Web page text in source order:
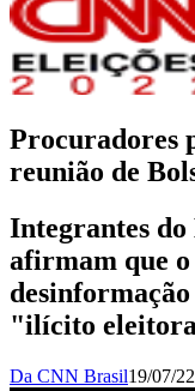
Procuradores
reunião de
Integrantes
afirmam que
"ilícito
Da CNN Brasil19/07/